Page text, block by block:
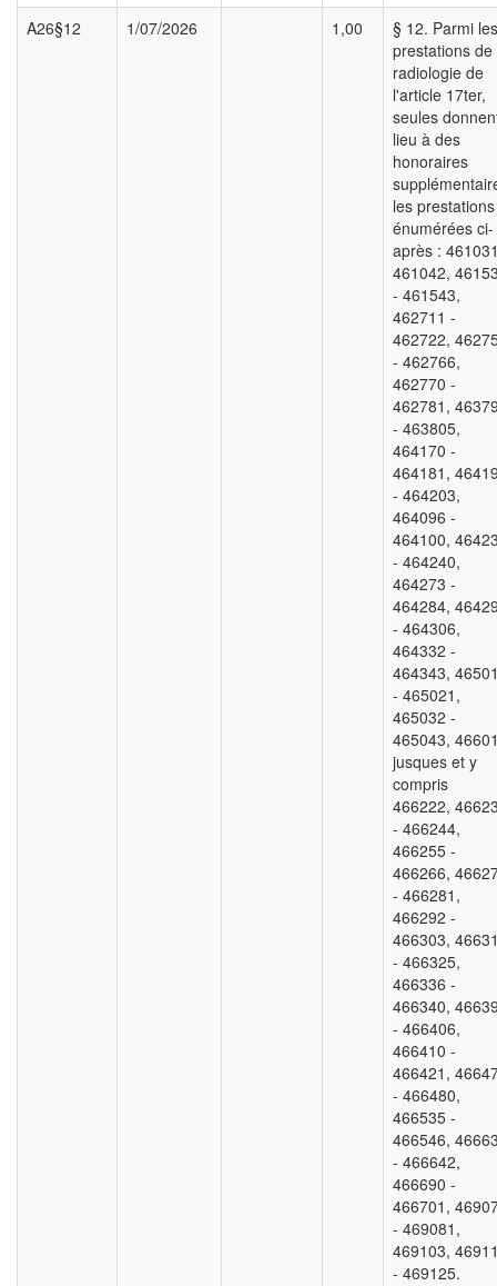
A26§12
1/07/2026 1,00
§ 12. Parmi les
prestations de
radiologie de
l'article 17ter,
seules
lieu à des
honoraires
les prestations
énumérées ci-
après :
461042,
- 461543,
462711 -
462722,
- 462766,
462770 -
462781,
- 463805,
464170 -
464181,
- 464203,
464096 -
464100,
- 464240,
464273 -
464284,
- 464306,
464332 -
464343,
- 465021,
465032 -
465043,
jusques et y
compris
466222,
- 466244,
466255 -
466266,
- 466281,
466292 -
466303,
- 466325,
466336 -
466340,
- 466406,
466410 -
466421,
- 466480,
466535 -
466546,
- 466642,
466690 -
466701,
- 469081,
469103,
- 469125.